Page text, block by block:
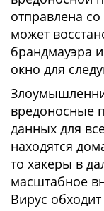
отправлена
может
брандмауэра
окно для
вредоносные
данных для
находятся
то хакеры в
масштабное
Вирус